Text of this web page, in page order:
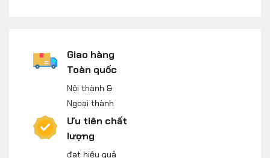
Giao hàng
Toàn quốc
Nội thành &
Ngoại thành
Ưu tiên chất
lượng
đạt hiệu quả